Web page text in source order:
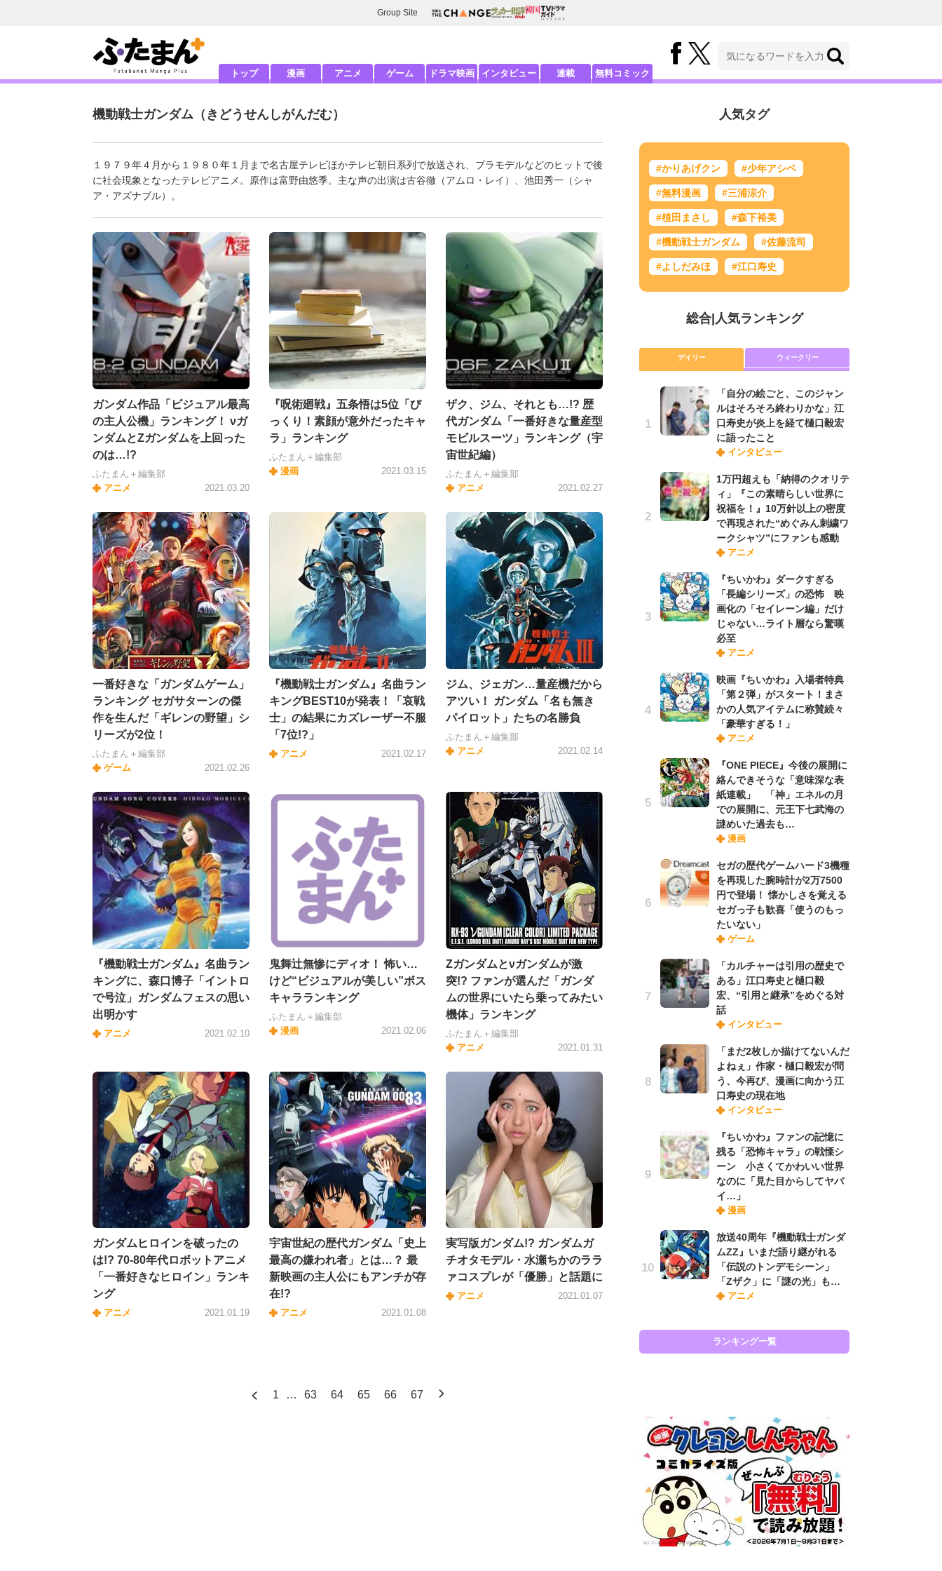
Group Site
トップ 漫画 アニメ ゲーム ドラマ映画 インタビュー 連載 無料コミック
機動戦士ガンダム （きどうせんしがんだむ）
１９７９年４月から１９８０年１月まで名古屋テレビほかテレビ朝日系列で放送され、プラモデルなどのヒットで後
に社会現象となったテレビアニメ。原作は富野由悠季。主な声の出演は古谷徹（アムロ・レイ）、池田秀一（シャ
ア・アズナブル）。
ガンダム作品「ビジュアル最高
の主人公機」ランキング！ νガ
ンダムとZガンダムを上回った
のは…!?
ふたまん＋編集部
アニメ
2021.03.20
『呪術廻戦』五条悟は5位「び
っくり！素顔が意外だったキャ
ラ」ランキング
ふたまん＋編集部
漫画
2021.03.15
ザク、ジム、それとも…!? 歴
代ガンダム「一番好きな量産型
モビルスーツ」ランキング（宇
宙世紀編）
ふたまん＋編集部
アニメ
2021.02.27
一番好きな「ガンダムゲーム」
ランキング セガサターンの傑
作を生んだ「ギレンの野望」シ
リーズが2位！
ふたまん＋編集部
ゲーム
2021.02.26
『機動戦士ガンダム』名曲ラン
キングBEST10が発表！「哀戦
士」の結果にカズレーザー不服
「7位!?」
アニメ 2021.02.17
ジム、ジェガン…量産機だから
アツい！ ガンダム「名も無き
パイロット」たちの名勝負
ふたまん＋編集部
アニメ
2021.02.14
『機動戦士ガンダム』名曲ラン
キングに、森口博子「イントロ
で号泣」ガンダムフェスの思い
出明かす
アニメ 2021.02.10
鬼舞辻無惨にディオ！ 怖い…
けど“ビジュアルが美しい”ボス
キャラランキング
ふたまん＋編集部
漫画
2021.02.06
Zガンダムとνガンダムが激
突!? ファンが選んだ「ガンダ
ムの世界にいたら乗ってみたい
機体」ランキング
ふたまん＋編集部
アニメ
2021.01.31
ガンダムヒロインを破ったの
は!? 70-80年代ロボットアニメ
「一番好きなヒロイン」ランキ
ング
アニメ 2021.01.19
宇宙世紀の歴代ガンダム「史上
最高の嫌われ者」とは…？ 最
新映画の主人公にもアンチが存
在!?
アニメ 2021.01.08
実写版ガンダム!? ガンダムガ
チオタモデル・水瀬ちかのララ
ァコスプレが「優勝」と話題に
アニメ 2021.01.07
1 … 63 64 65 66 67
人気タグ
#かりあげクン #少年アシベ
#無料漫画 #三浦涼介
#植田まさし #森下裕美
#機動戦士ガンダム #佐藤流司
#よしだみほ #江口寿史
総合| 人気ランキング
デイリー ウィークリー
「自分の絵ごと、このジャン
ルはそろそろ終わりかな」江
口寿史が炎上を経て樋口毅宏
に語ったこと
インタビュー
1万円超えも「納得のクオリテ
ィ」『この素晴らしい世界に
祝福を！』10万針以上の密度
で再現された“めぐみん刺繍ワ
ークシャツ”にファンも感動
アニメ
『ちいかわ』ダークすぎる
「長編シリーズ」の恐怖 映
画化の「セイレーン編」だけ
じゃない…ライト層なら驚嘆
必至
アニメ
映画『ちいかわ』入場者特典
「第２弾」がスタート！まさ
かの人気アイテムに称賛続々
「豪華すぎる！」
アニメ
『ONE PIECE』今後の展開に
絡んできそうな「意味深な表
紙連載」 「神」エネルの月
での展開に、元王下七武海の
謎めいた過去も…
漫画
セガの歴代ゲームハード3機種
を再現した腕時計が2万7500
円で登場！ 懐かしさを覚える
セガっ子も歓喜「使うのもっ
たいない」
ゲーム
「カルチャーは引用の歴史で
ある」江口寿史と樋口毅
宏、“引用と継承”をめぐる対
話
インタビュー
「まだ2枚しか描けてないんだ
よねぇ」作家・樋口毅宏が問
う、今再び、漫画に向かう江
口寿史の現在地
インタビュー
『ちいかわ』ファンの記憶に
残る「恐怖キャラ」の戦慄シ
ーン 小さくてかわいい世界
なのに「見た目からしてヤバ
イ…」
漫画
放送40周年『機動戦士ガンダ
ムZZ』いまだ語り継がれる
「伝説のトンデモシーン」
「Zザク」に「謎の光」も…
アニメ
ランキング一覧